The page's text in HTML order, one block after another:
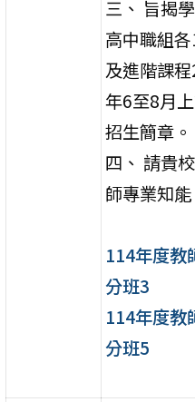
三、 旨揭
高中職組
及進階課
年6至8月
招生簡章。
四、 請貴
師專業知能
114年度教
分班3
114年度教
分班5